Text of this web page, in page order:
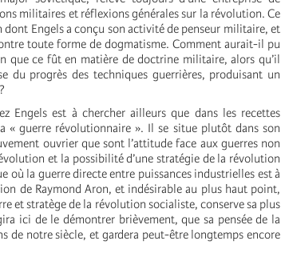
militaires et réflexions générales sur la révolution. Ce
Engels a conçu son activité de penseur militaire, et
toute forme de dogmatisme. Comment aurait-il pu
que ce fût en matière de doctrine militaire, alors qu’il
du progrès des techniques guerrières, produisant un
?
Engels est à chercher ailleurs que dans les recettes
« guerre révolutionnaire ». Il se situe plutôt dans son
ouvrier que sont l’attitude face aux guerres non
et la possibilité d’une stratégie de la révolution
où la guerre directe entre puissances industrielles est à
de Raymond Aron, et indésirable au plus haut point,
et stratège de la révolution socialiste, conserve sa plus
ici de le démontrer brièvement, que sa pensée de la
de notre siècle, et gardera peut-être longtemps encore